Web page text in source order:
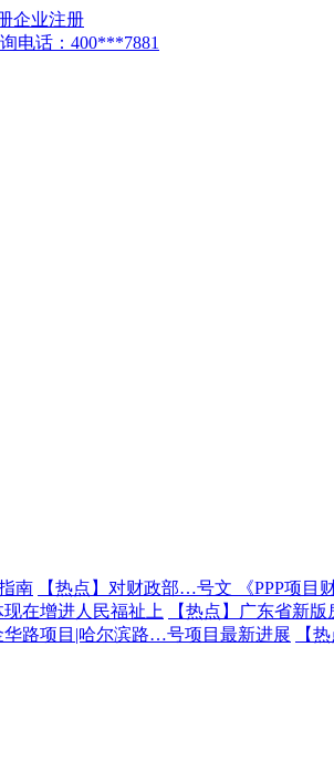
企业注册
电话：400***7881
南 【热点】 对财政部…号文 《PPP项目
在增进人民福祉上 【热点】 广东省新版
华路项目|哈尔滨路…号项目最新进展 【热